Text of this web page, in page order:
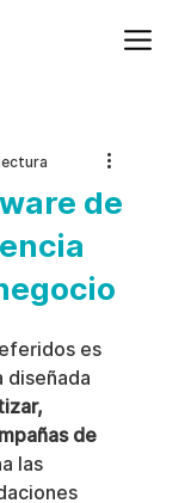
de
es
diseñada
de
las